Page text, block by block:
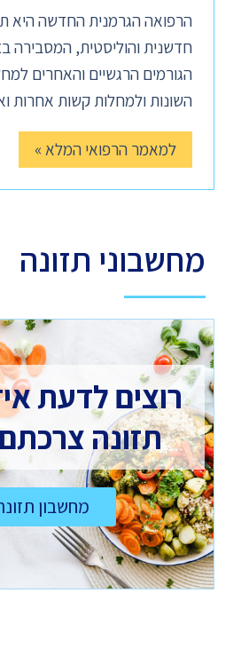
הרפואה הגרמנית החדשה היא
חדשנית והוליסטית, המסבירה
הגורמים הרגשיים והאחרים
השונות ולמחלות קשות אחרות
למאמר הרפואי המלא »
מחשבוני תזונה
רוצים לדעת
תזונה
מחשבון